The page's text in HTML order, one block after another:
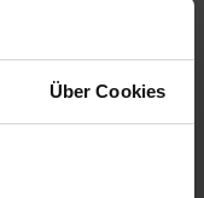
Über Cookies